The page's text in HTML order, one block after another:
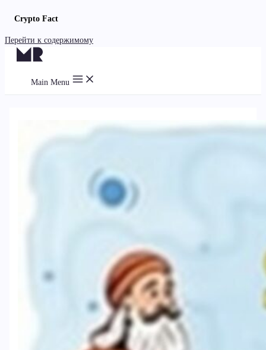
Crypto Fact
Перейти к содержимому
Main Menu